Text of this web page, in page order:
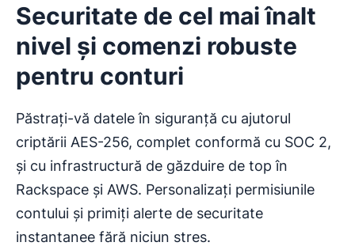
Securitate de cel mai înalt
nivel și comenzi robuste
pentru conturi
Păstrați-vă datele în siguranță cu ajutorul
criptării AES-256, complet conformă cu SOC 2,
și cu infrastructură de găzduire de top în
Rackspace și AWS. Personalizați permisiunile
contului și primiți alerte de securitate
instantanee fără niciun stres.